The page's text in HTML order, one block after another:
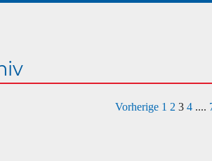
Vorherige 1 2 3 4 ....